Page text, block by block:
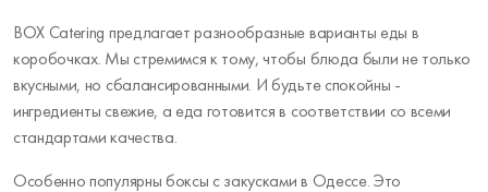
BOX Catering предлагает разнообразные варианты еды в
коробочках. Мы стремимся к тому, чтобы блюда были не только
вкусными, но сбалансированными. И будьте спокойны -
ингредиенты свежие, а еда готовится в соответствии со всеми
стандартами качества.
Особенно популярны боксы с закусками в Одессе. Это